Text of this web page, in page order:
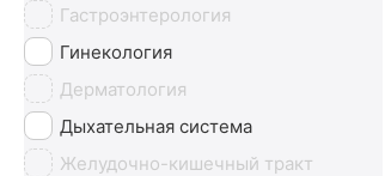
Гастроэнтерология
Гинекология
Дерматология
Дыхательная система
Желудочно-кишечный тракт